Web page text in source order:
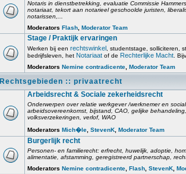
Notaris in dienstbetrekking, evaluatie Commissie
notariaat, tekort aan notarieel geschoolde juristen,
notarissen,...
Moderators Flash Moderator Team
Stage / Praktijk ervaringen
Werken bij een rechtswinkel , studentstage, solliciteren,
bedrijfsleven, het Notariaat of de Rechterlijke Macht .
Moderators Nemine contradicente Moderator Team
Rechtsgebieden :: privaatrecht
Arbeidsrecht & Sociale zekerheidsrecht
Onderwerpen over relatie werkgever /werknemer en
arbeidsovereenkomst, bijstand, CAO, gelijke
volksverzekeringen, verlof, WAO
Moderators Mich�le StevenK Moderator Team
Burgerlijk recht
Personen- en familierecht: erfrecht, huwelijk, adoptie,
alimentatie, afstamming, geregistreerd partnerschap,
Moderators Nemine contradicente Flash StevenK